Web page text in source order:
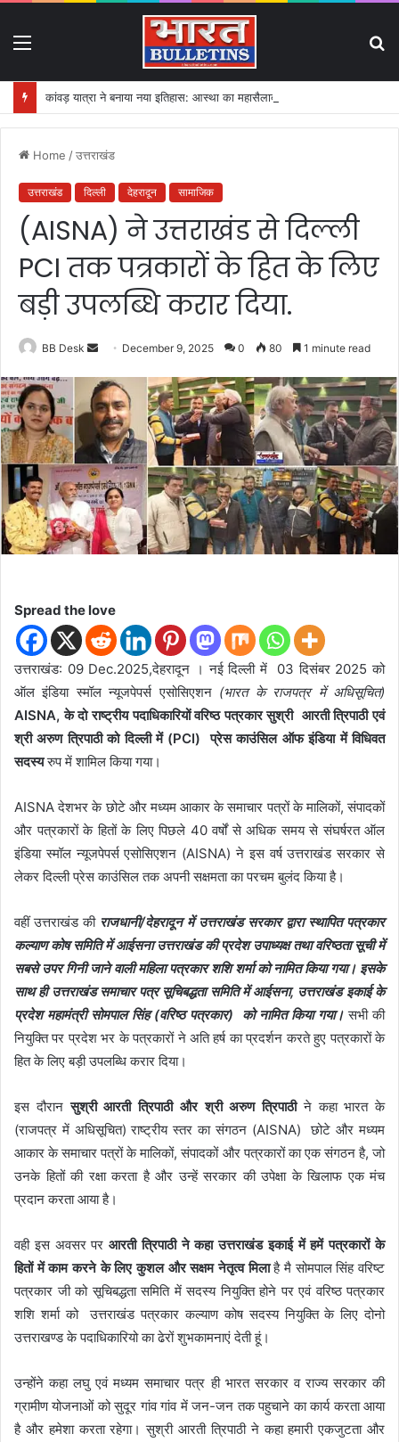
कांवड़ यात्रा ने बनाया नया इतिहास: आस्था का महासैलाब!
Home /उत्तराखंड
उत्तराखंड दिल्ली देहरादून सामाजिक
(AISNA) ने उत्तराखंड से दिल्ली
PCI तक पत्रकारों के हित के लिए
बड़ी उपलब्धि करार दिया.
BB Desk
n
d
a
n
e
m
a
i
December 9, 2025 0 80 1 minute read
Spread the love
उत्तराखंड: 09 Dec.2025,देहरादून । नई दिल्ली में 03 दिसंबर 2025 को
ऑल इंडिया स्मॉल न्यूजपेपर्स एसोसिएशन(भारत के राजपत्र में अधिसूचित)
AISNA, के दो राष्ट्रीय पदाधिकारियों वरिष्ठ पत्रकार सुश्री आरती त्रिपाठी एवं
श्री अरुण त्रिपाठी को दिल्ली में (PCI) प्रेस काउंसिल ऑफ इंडिया में विधिवत
सदस्यरुप में शामिल किया गया।
AISNA देशभर के छोटे और मध्यम आकार के समाचार पत्रों के मालिकों, संपादकों
और पत्रकारों के हितों के लिए पिछले 40 वर्षों से अधिक समय से संघर्षरत ऑल
इंडिया स्मॉल न्यूजपेपर्स एसोसिएशन (AISNA) ने इस वर्ष उत्तराखंड सरकार से
लेकर दिल्ली प्रेस काउंसिल तक अपनी सक्षमता का परचम बुलंद किया है।
वहीं उत्तराखंड की राजधानी/देहरादून में उत्तराखंड सरकार द्वारा स्थापित पत्रकार
कल्याण कोष समिति में आईसना उत्तराखंड की प्रदेश उपाध्यक्ष तथा वरिष्ठता सूची में
सबसे उपर गिनी जाने वाली महिला पत्रकार शशि शर्मा को नामित किया गया। इसके
साथ ही उत्तराखंड समाचार पत्र सूचिबद्धता समिति में आईसना, उत्तराखंड इकाई के
प्रदेश महामंत्री सोमपाल सिंह (वरिष्ठ पत्रकार) को नामित किया गया। सभी की
नियुक्ति पर प्रदेश भर के पत्रकारों ने अति हर्ष का प्रदर्शन करते हुए पत्रकारों के
हित के लिए बड़ी उपलब्धि करार दिया।
इस दौरानसुश्री आरती त्रिपाठी और श्री अरुण त्रिपाठीने कहा भारत के
(राजपत्र में अधिसूचित) राष्ट्रीय स्तर का संगठन (AISNA) छोटे और मध्यम
आकार के समाचार पत्रों के मालिकों, संपादकों और पत्रकारों का एक संगठन है, जो
उनके हितों की रक्षा करता है और उन्हें सरकार की उपेक्षा के खिलाफ एक मंच
प्रदान करता आया है।
वही इस अवसर परआरती त्रिपाठी ने कहा उत्तराखंड इकाई में हमें पत्रकारों के
हितों में काम करने के लिए कुशल और सक्षम नेतृत्व मिलाहै मै सोमपाल सिंह वरिष्ट
पत्रकार जी को सूचिबद्धता समिति में सदस्य नियुक्ति होने पर एवं वरिष्ठ पत्रकार
शशि शर्मा को उत्तराखंड पत्रकार कल्याण कोष सदस्य नियुक्ति के लिए दोनो
उत्तराखण्ड के पदाधिकारियो का ढेरों शुभकामनाएं देती हूं।
उन्होंने कहा लघु एवं मध्यम समाचार पत्र ही भारत सरकार व राज्य सरकार की
ग्रामीण योजनाओं को सुदूर गांव गांव में जन-जन तक पहुचाने का कार्य करता आया
है और हमेशा करता रहेगा। सुश्री आरती त्रिपाठी ने कहा हमारी एकजुटता और